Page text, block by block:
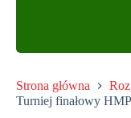
Strona główna
Turniej finałowy